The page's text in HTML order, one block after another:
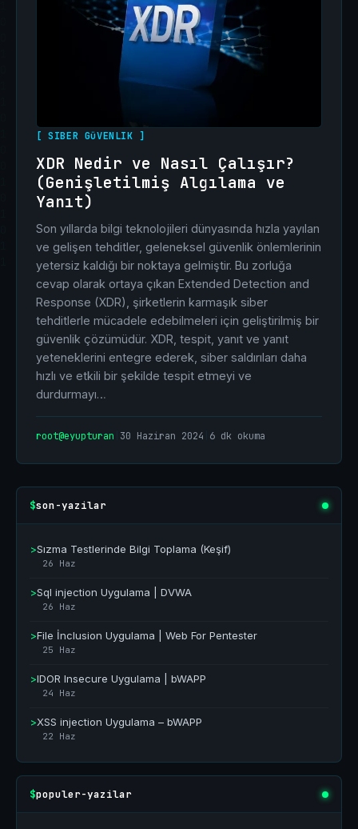
[ SIBER GüVENLIK ]
XDR Nedir ve Nasıl Çalışır?
(Genişletilmiş Algılama ve
Yanıt)
Son yıllarda bilgi teknolojileri dünyasında hızla yayılan
ve gelişen tehditler, geleneksel güvenlik önlemlerinin
yetersiz kaldığı bir noktaya gelmiştir. Bu zorluğa
cevap olarak ortaya çıkan Extended Detection and
Response (XDR), şirketlerin karmaşık siber
tehditlerle mücadele edebilmeleri için geliştirilmiş bir
güvenlik çözümüdür. XDR, tespit, yanıt ve yanıt
yeteneklerini entegre ederek, siber saldırıları daha
hızlı ve etkili bir şekilde tespit etmeyi ve
durdurmayı…
root@eyupturan 30 Haziran 2024 6 dk okuma
$son-yazilar
>Sızma Testlerinde Bilgi Toplama (Keşif)
26 Haz
>Sql injection Uygulama | DVWA
26 Haz
>File İnclusion Uygulama | Web For Pentester
25 Haz
>IDOR Insecure Uygulama | bWAPP
24 Haz
>XSS injection Uygulama – bWAPP
22 Haz
$populer-yazilar